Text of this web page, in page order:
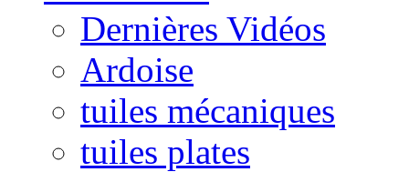
Dernières Vidéos
Ardoise
tuiles mécaniques
tuiles plates